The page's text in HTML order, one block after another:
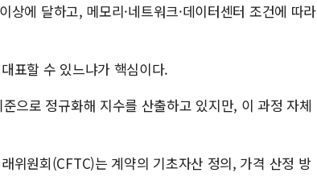
에 달하고, 메모리·네트워크·데이터센터 조건에 따라
표할 수 있느냐가 핵심이다.
으로 정규화해 지수를 산출하고 있지만, 이 과정 자체
위원회(CFTC)는 계약의 기초자산 정의, 가격 산정 방